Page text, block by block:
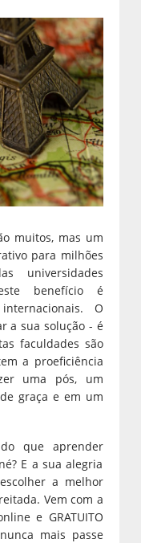
muitos, mas um
para milhões
universidades
benefício é
O
a sua solução - é
faculdades são
a proeficiência
uma pós, um
graça e em um
que aprender
E a sua alegria
a melhor
Vem com a
e GRATUITO
mais passe